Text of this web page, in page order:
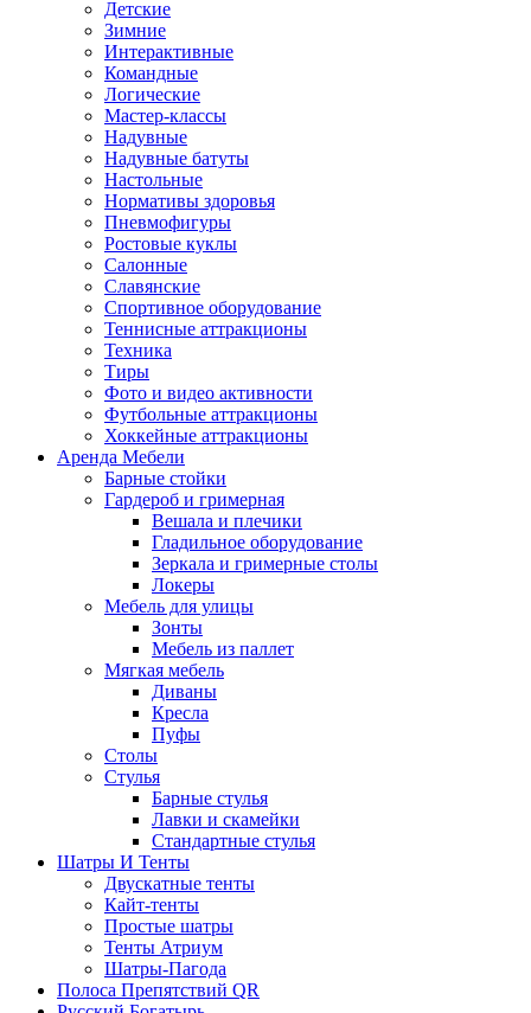
Детские
Зимние
Интерактивные
Командные
Логические
Мастер-классы
Надувные
Надувные батуты
Настольные
Нормативы здоровья
Пневмофигуры
Ростовые куклы
Салонные
Славянские
Спортивное оборудование
Теннисные аттракционы
Техника
Тиры
Фото и видео активности
Футбольные аттракционы
Хоккейные аттракционы
Аренда Мебели
Барные стойки
Гардероб и гримерная
Вешала и плечики
Гладильное оборудование
Зеркала и гримерные столы
Локеры
Мебель для улицы
Зонты
Мебель из паллет
Мягкая мебель
Диваны
Кресла
Пуфы
Столы
Стулья
Барные стулья
Лавки и скамейки
Стандартные стулья
Шатры И Тенты
Двускатные тенты
Кайт-тенты
Простые шатры
Тенты Атриум
Шатры-Пагода
Полоса Препятствий QR